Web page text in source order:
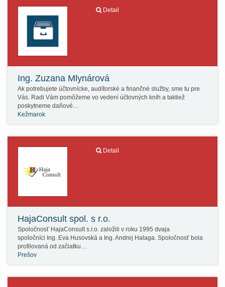
Detail
Ing. Zuzana Mlynárová
Ak potrebujete účtovnícke, audítorské a finančné služby, sme tu pre
Vás. Radi Vám pomôžeme vo vedení účtovných kníh a taktiež
poskytneme daňové…
Kežmarok
Detail
HajaConsult spol. s r.o.
Spoločnosť HajaConsult s.r.o. založili v roku 1995 dvaja
spoločníci Ing. Eva Husovská a Ing. Andrej Halaga. Spoločnosť bola
profilovaná od začiatku…
Prešov